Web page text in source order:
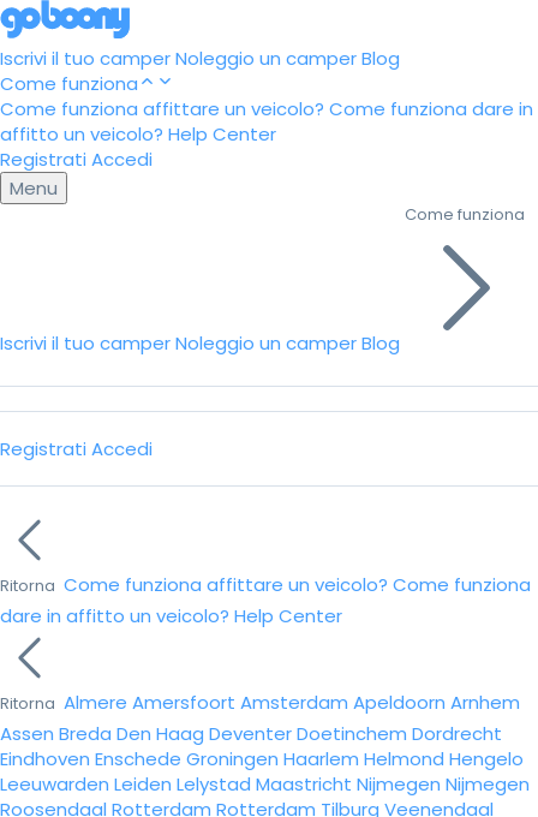
Iscrivi il tuo camperNoleggio un camperBlog
Come funziona
Come funziona affittare un veicolo? Come funziona dare in
affitto un veicolo? Help Center
Registrati Accedi
Menu
Iscrivi il tuo camperNoleggio un camperBlog
Come funziona
Registrati Accedi
Ritorna Come funziona affittare un veicolo? Come funziona
dare in affitto un veicolo? Help Center
Ritorna Almere Amersfoort Amsterdam Apeldoorn Arnhem
Assen Breda Den Haag DeventerDoetinchem Dordrecht
Eindhoven Enschede Groningen Haarlem Helmond Hengelo
Leeuwarden Leiden Lelystad Maastricht Nijmegen Nijmegen
Roosendaal Rotterdam Rotterdam Tilburg Veenendaal